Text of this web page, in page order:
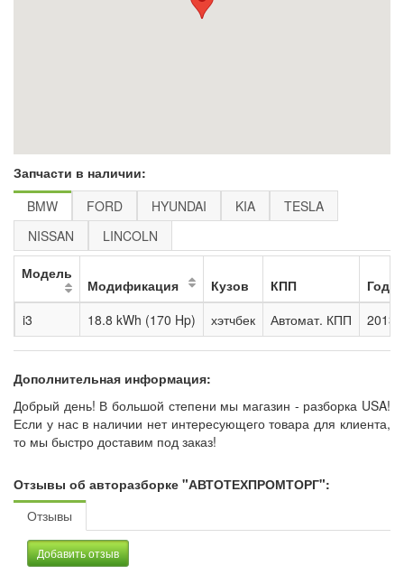
Запчасти в наличии:
BMW
FORD HYUNDAI KIA
TESLA
NISSAN
LINCOLN
Модель
Модификация Кузов КПП
Годы
i3
18.8 kWh (170 Hp) хэтчбек Автомат. КПП 2013
Дополнительная информация:
Добрый день! В большой степени мы магазин - разборка USA!
Если у нас в наличии нет интересующего товара для клиента,
то мы быстро доставим под заказ!
Отзывы об авторазборке "АВТОТЕХПРОМТОРГ":
Отзывы
Добавить отзыв